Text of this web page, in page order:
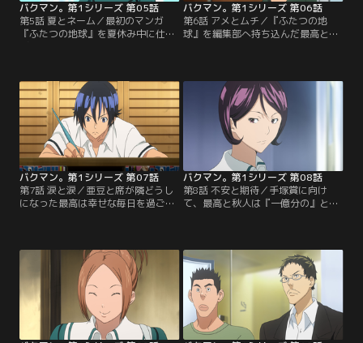
バクマン。第1シリーズ 第05話
第5話 夏とネーム／最初のマンガ
『ふたつの地球』を夏休み中に仕上
た理由を見吉に問いただされた秋人
は、深く考えず「見吉と話したかっ
たから」と言ってしまう。作品に集
中するため、夏休み中は仕事場にこ
もると決めた最高だが…。【提供：
バンダイチャンネル】
バクマン。第1シリーズ 第06話
第6話 アメとムチ／『ふたつの地
球』を編集部へ持ち込んだ最高と秋
から最後に「今後も自分が見ていき
たい」と連絡先を教えてもらうこと
になる。そんな中、2学期が始ま
り、最高と秋人のクラスでは席替え
が行われることに…。【提供：バン
ダイチャンネル】
バクマン。第1シリーズ 第07話
第7話 涙と涙／亜豆と席が隣どうし
になった最高は幸せな毎日を過ごし
がらもメールアドレスを教えてくれ
た亜豆の考えが理解できず、悩む最
高。そのころ、天才と称される新妻
エイジが、上京の準備を始めてい
た…。【提供：バンダイチャンネ
バクマン。第1シリーズ 第08話
第8話 不安と期待／手塚賞に向け
て、最高と秋人は『一億分の』とい
は受賞できなかった。服部からは次
の目標として、増刊号『NEXT！』
への掲載を告げられ、めげる間もな
く最高、秋人は次の作品の構想を練
り始めるのだが…？【提供：バンダ
イチャンネル】